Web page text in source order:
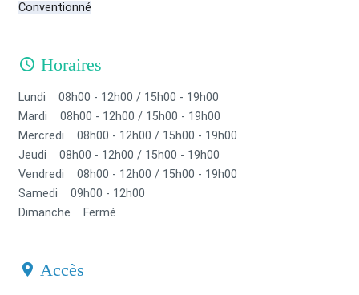
Conventionné
Horaires
Lundi 08h00 - 12h00 / 15h00 - 19h00
Mardi 08h00 - 12h00 / 15h00 - 19h00
Mercredi 08h00 - 12h00 / 15h00 - 19h00
Jeudi 08h00 - 12h00 / 15h00 - 19h00
Vendredi 08h00 - 12h00 / 15h00 - 19h00
Samedi 09h00 - 12h00
Dimanche Fermé
Accès